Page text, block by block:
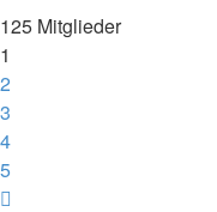
125 Mitglieder
1
2
3
4
5